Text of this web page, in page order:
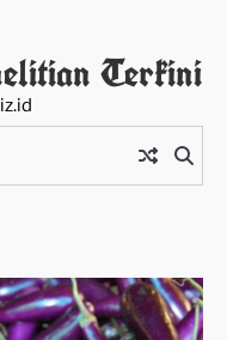
Terkini